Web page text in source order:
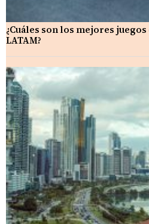
¿Cuáles son los mejores
LATAM?